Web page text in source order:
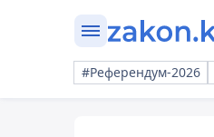
#Референдум-2026